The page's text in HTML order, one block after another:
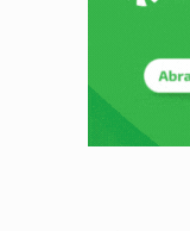
A ILHA: